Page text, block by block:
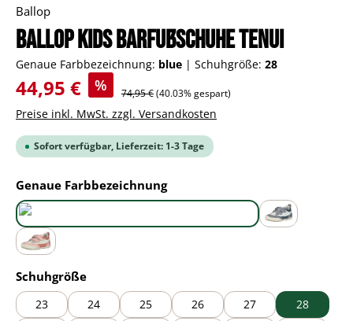
Ballop
BALLOP Kids Barfußschuhe Tenui
Genaue Farbbezeichnung: blue | Schuhgröße: 28
Verkaufspreis:
44,95 € % Regulärer Preis:
74,95 €(40.03% gespart)
Preise inkl. MwSt. zzgl. Versandkosten
Sofort verfügbar, Lieferzeit: 1-3 Tage
Genaue Farbbezeichnungauswählen
blue
grey
pink
Schuhgrößeauswählen
23 24 25 26 27
28